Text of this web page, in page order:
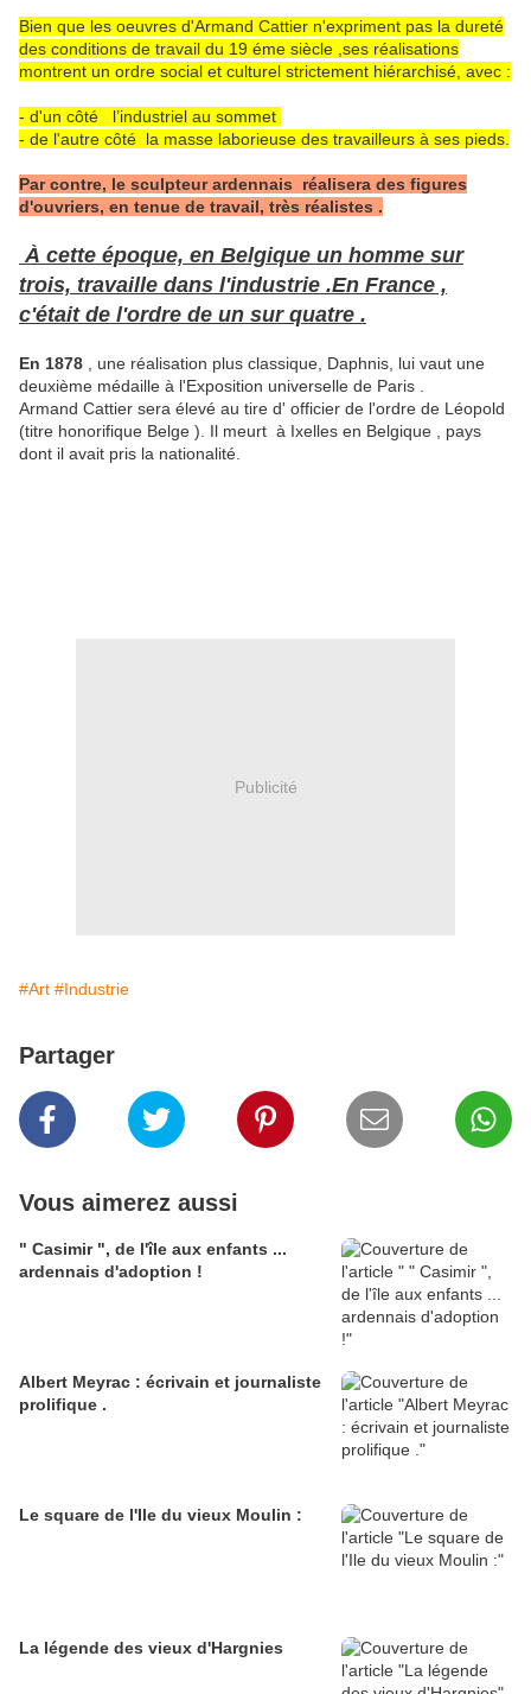
Bien que les oeuvres d'Armand Cattier n'expriment pas la dureté
des conditions de travail du 19 éme siècle ,ses réalisations
montrent un ordre social et culturel strictement hiérarchisé, avec :
- d'un côté l’industriel au sommet
- de l'autre côté la masse laborieuse des travailleurs à ses pieds.
Par contre, le sculpteur ardennais réalisera des figures
d'ouvriers, en tenue de travail, très réalistes .
À cette époque, en Belgique un homme sur
trois, travaille dans l'industrie .En France ,
c'était de l'ordre de un sur quatre .
En 1878 , une réalisation plus classique, Daphnis, lui vaut une
deuxième médaille à l'Exposition universelle de Paris .
Armand Cattier sera élevé au tire d' officier de l'ordre de Léopold
(titre honorifique Belge ). Il meurt à Ixelles en Belgique , pays
dont il avait pris la nationalité.
Publicité
#Art #Industrie
Partager
Vous aimerez aussi
" Casimir ", de l'île aux enfants ...
ardennais d'adoption !
Albert Meyrac : écrivain et journaliste
prolifique .
Le square de l'Ile du vieux Moulin :
La légende des vieux d'Hargnies